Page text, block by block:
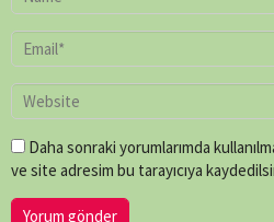
Peter
Daha sonraki yorumlarımda
ve site adresim bu tarayıcıya